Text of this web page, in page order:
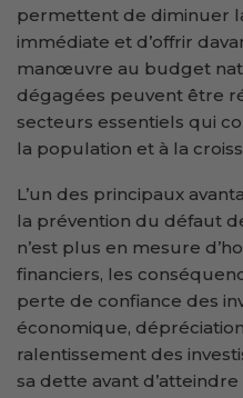
permettent de diminuer
immédiate et d’offrir
manœuvre au budget
dégagées peuvent être
secteurs essentiels qui
la population et à la
L’un des principaux
la prévention du défaut
n’est plus en mesure
financiers, les
perte de confiance des
économique,
ralentissement des
sa dette avant